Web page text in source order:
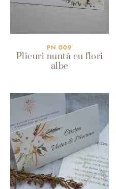
PN 009
Plicuri nuntă cu flori
albe